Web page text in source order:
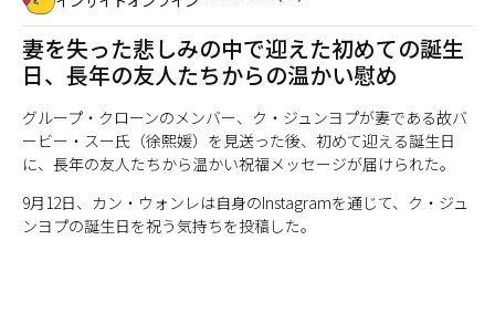
妻を失った悲しみの中で迎えた初めての誕生
日、長年の友人たちからの温かい慰め
グループ・クローンのメンバー、ク・ジュンヨプが妻である故バ
ービー・スー氏（徐熙媛）を見送った後、初めて迎える誕生日
に、長年の友人たちから温かい祝福メッセージが届けられた。
9月12日、カン・ウォンレは自身のInstagramを通じて、ク・ジュ
ンヨプの誕生日を祝う気持ちを投稿した。